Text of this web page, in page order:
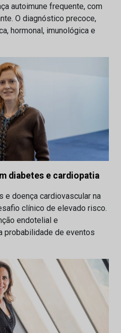
autoimune frequente, com
O diagnóstico precoce,
hormonal, imunológica e
diabetes e cardiopatia
doença cardiovascular na
clínico de elevado risco.
endotelial e
probabilidade de eventos